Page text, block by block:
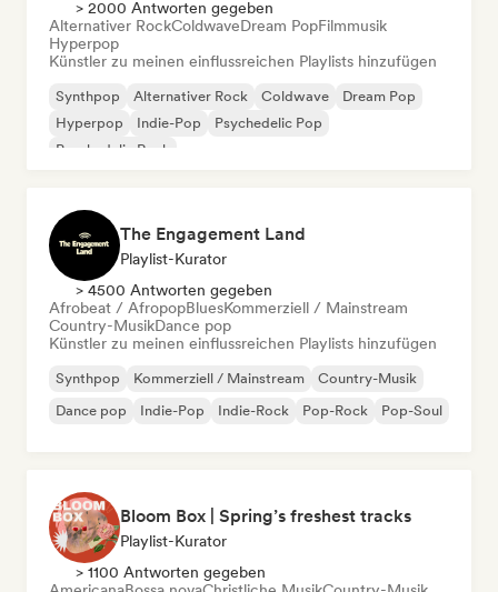
> 2000 Antworten gegeben
Alternativer RockColdwaveDream PopFilmmusik
Hyperpop
Künstler zu meinen einflussreichen Playlists hinzufügen
Synthpop Alternativer Rock Coldwave
Dream Pop
Hyperpop
Indie-Pop
Psychedelic Pop
Psychedelic Rock
The Engagement Land
Playlist-Kurator
> 4500 Antworten gegeben
Afrobeat / AfropopBluesKommerziell / Mainstream
Country-MusikDance pop
Künstler zu meinen einflussreichen Playlists hinzufügen
Synthpop Kommerziell / Mainstream
Country-Musik
Dance pop
Indie-Pop Indie-Rock Pop-Rock Pop-Soul
Bloom Box | Spring’s freshest tracks
Playlist-Kurator
> 1100 Antworten gegeben